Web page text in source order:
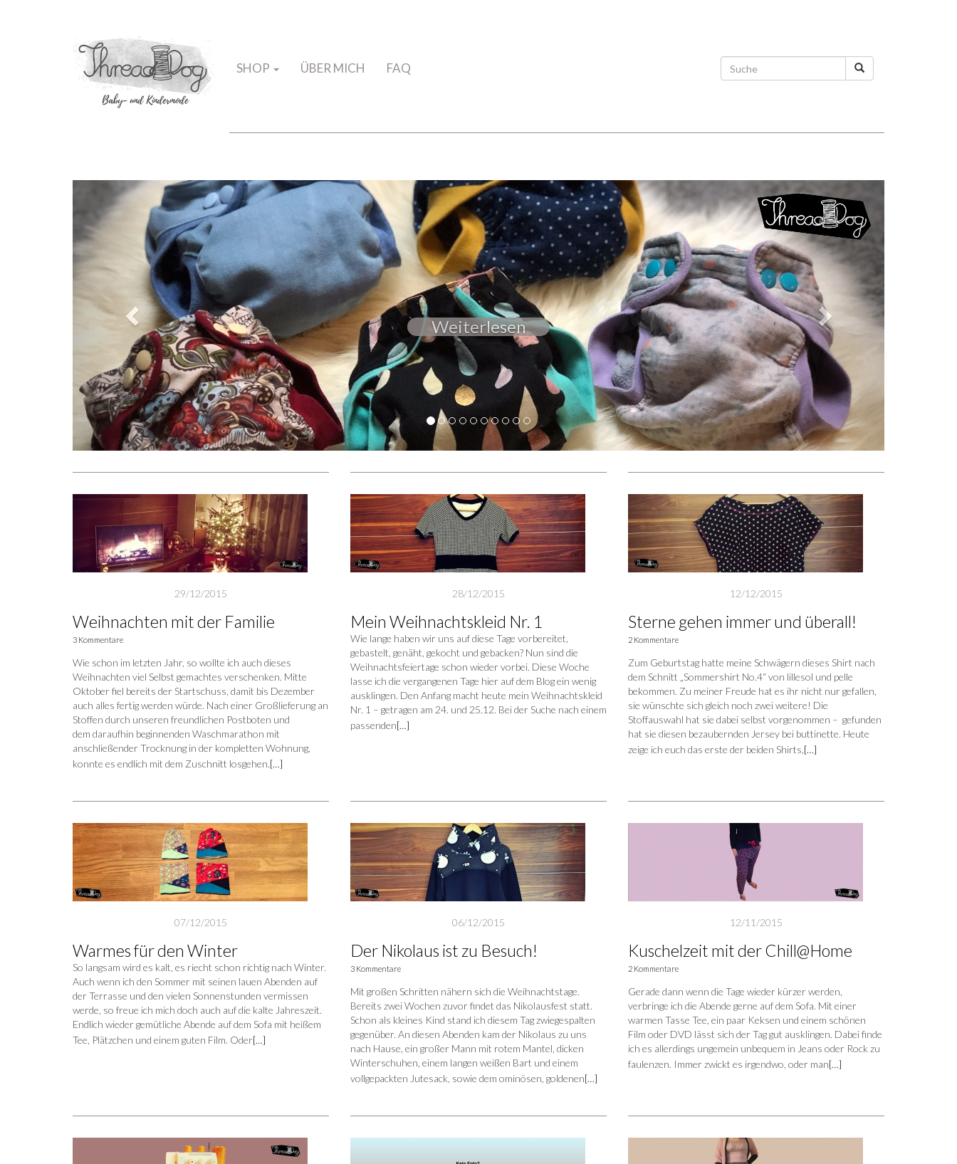
SHOP ÜBER MICH FAQ
Weiterlesen
Zurück
29/12/2015
Weihnachten mit der Familie
3 Kommentare
Wie schon im letzten Jahr, so wollte ich auch dieses
Weihnachten viel Selbst gemachtes verschenken. Mitte
Oktober fiel bereits der Startschuss, damit bis Dezember
auch alles fertig werden würde. Nach einer Großlieferung an
Stoffen durch unseren freundlichen Postboten und
dem daraufhin beginnenden Waschmarathon mit
anschließender Trocknung in der kompletten Wohnung,
konnte es endlich mit dem Zuschnitt losgehen.[…]
28/12/2015
Mein Weihnachtskleid Nr. 1
Wie lange haben wir uns auf diese Tage vorbereitet,
gebastelt, genäht, gekocht und gebacken? Nun sind die
Weihnachtsfeiertage schon wieder vorbei. Diese Woche
lasse ich die vergangenen Tage hier auf dem Blog ein wenig
ausklingen. Den Anfang macht heute mein Weihnachtskleid
Nr. 1 – getragen am 24. und 25.12. Bei der Suche nach einem
passenden[…]
12/12/2015
Sterne gehen immer und überall!
2 Kommentare
Zum Geburtstag hatte meine Schwägern dieses Shirt nach
dem Schnitt „Sommershirt No.4“ von lillesol und pelle
bekommen. Zu meiner Freude hat es ihr nicht nur gefallen,
sie wünschte sich gleich noch zwei weitere! Die
Stoffauswahl hat sie dabei selbst vorgenommen – gefunden
hat sie diesen bezaubernden Jersey bei buttinette. Heute
zeige ich euch das erste der beiden Shirts, […]
07/12/2015
Warmes für den Winter
So langsam wird es kalt, es riecht schon richtig nach Winter.
Auch wenn ich den Sommer mit seinen lauen Abenden auf
der Terrasse und den vielen Sonnenstunden vermissen
werde, so freue ich mich doch auch auf die kalte Jahreszeit.
Endlich wieder gemütliche Abende auf dem Sofa mit heißem
Tee, Plätzchen und einem guten Film. Oder[…]
06/12/2015
Der Nikolaus ist zu Besuch!
3 Kommentare
Mit großen Schritten nähern sich die Weihnachtstage.
Bereits zwei Wochen zuvor findet das Nikolausfest statt.
Schon als kleines Kind stand ich diesem Tag zwiegespalten
gegenüber. An diesen Abenden kam der Nikolaus zu uns
nach Hause, ein großer Mann mit rotem Mantel, dicken
Winterschuhen, einem langen weißen Bart und einem
vollgepackten Jutesack, sowie dem ominösen, goldenen[…]
12/11/2015
Kuschelzeit mit der Chill@Home
2 Kommentare
Gerade dann wenn die Tage wieder kürzer werden,
verbringe ich die Abende gerne auf dem Sofa. Mit einer
warmen Tasse Tee, ein paar Keksen und einem schönen
Film oder DVD lässt sich der Tag gut ausklingen. Dabei finde
ich es allerdings ungemein unbequem in Jeans oder Rock zu
faulenzen. Immer zwickt es irgendwo, oder man[…]